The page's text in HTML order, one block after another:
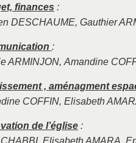
finances :
DESCHAUME, Gauthier
:
ARMINJON, Amandine
, aménagment
COFFIN, Elisabeth
de l’église :
Elisabeth AMARA,